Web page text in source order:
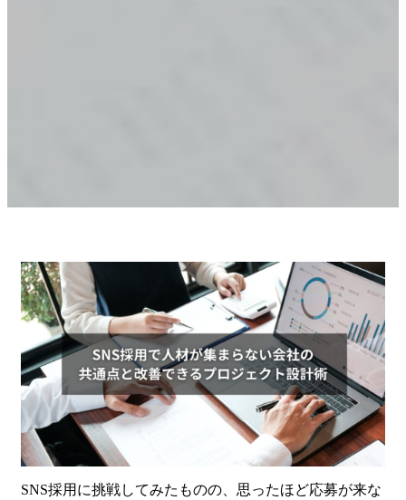
SNS採用に挑戦してみたものの、思ったほど応募が来な